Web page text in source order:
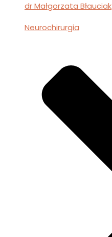
dr Małgorzata Błauciak
Neurochirurgia